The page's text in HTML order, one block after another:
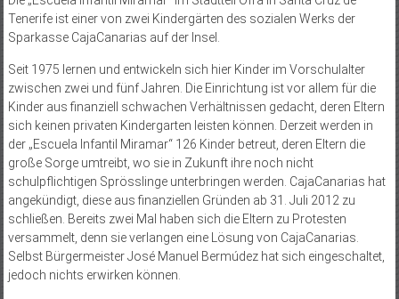
Tenerife ist einer von zwei Kindergärten des sozialen Werks der
Sparkasse CajaCanarias auf der Insel.
Seit 1975 lernen und entwickeln sich hier Kinder im Vorschulalter
zwischen zwei und fünf Jahren. Die Einrichtung ist vor allem für die
Kinder aus finanziell schwachen Verhältnissen gedacht, deren Eltern
sich keinen privaten Kindergarten leisten können. Derzeit werden in
der „Escuela Infantil Miramar“ 126 Kinder betreut, deren Eltern die
große Sorge umtreibt, wo sie in Zukunft ihre noch nicht
schulpflichtigen Sprösslinge unterbringen werden. CajaCanarias hat
angekündigt, diese aus finanziellen Gründen ab 31. Juli 2012 zu
schließen. Bereits zwei Mal haben sich die Eltern zu Protesten
versammelt, denn sie verlangen eine Lösung von CajaCanarias.
Selbst Bürgermeister José Manuel Bermúdez hat sich eingeschaltet,
jedoch nichts erwirken können.